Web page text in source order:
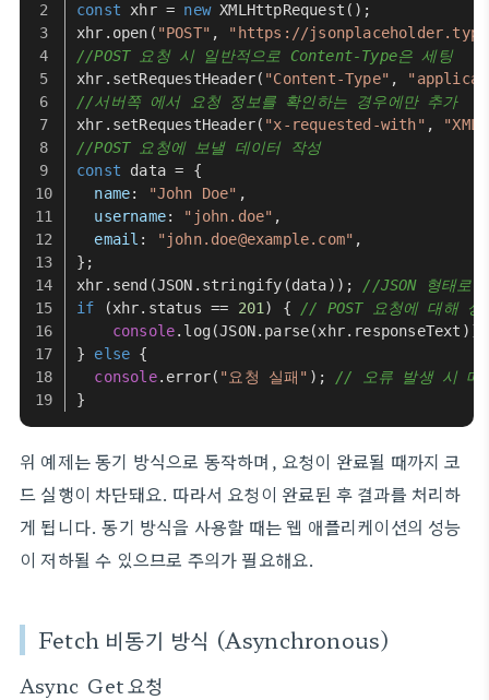
const xhr = new XMLHttpRequest ();
xhr. open ( "POST" , "https://
//POST 요청 시 일반적으로 Content-Type은 세팅
xhr. setRequestHeader( "Content-Type" ,
//서버쪽 에서 요청 정보를 확인하는 경우에만 추가
xhr. setRequestHeader( "x-requested-with" ,
//POST 요청에 보낼 데이터 작성
const data = {
name: "John Doe" ,
username: "john.doe" ,
email : "john.doe@example.com" ,
};
xhr. send (JSON . stringify (data)); //JSON 형태로
if (xhr. status == 201 ) { // POST 요청에 대해 성
console. log(JSON. parse(xhr. responseText
} else {
console. error( "요청 실패" ); // 오류 발생 시 메
}
위 예제는 동기 방식으로 동작하며, 요청이 완료될 때까지 코
드 실행이 차단돼요. 따라서 요청이 완료된 후 결과를 처리하
게 됩니다. 동기 방식을 사용할 때는 웹 애플리케이션의 성능
이 저하될 수 있으므로 주의가 필요해요.
Fetch 비동기 방식 (Asynchronous)
Async Get 요청